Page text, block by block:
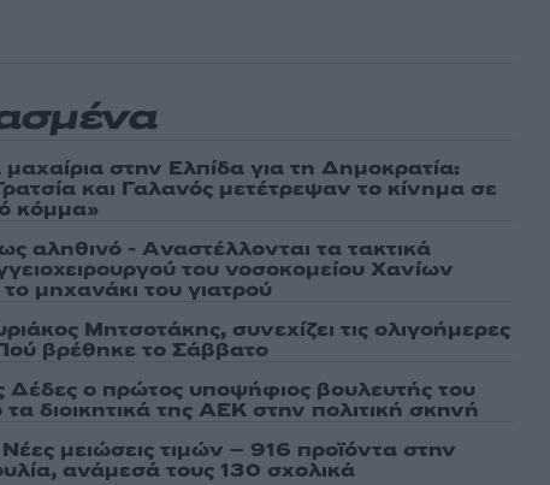
στην Ελπίδα για τη Δημοκρατία:
και Γαλανός μετέτρεψαν το κίνημα σε
κόμμα»
αληθινό - Aναστέλλονται τα τακτικά
του νοσοκομείου Χανίων
μηχανάκι του γιατρού
Μητσοτάκης, συνεχίζει τις ολιγοήμερες
βρέθηκε το Σάββατο
ο πρώτος υποψήφιος βουλευτής του
διοικητικά της ΑΕΚ στην πολιτική σκηνή
μειώσεις τιμών – 916 προϊόντα στην
ανάμεσά τους 130 σχολικά